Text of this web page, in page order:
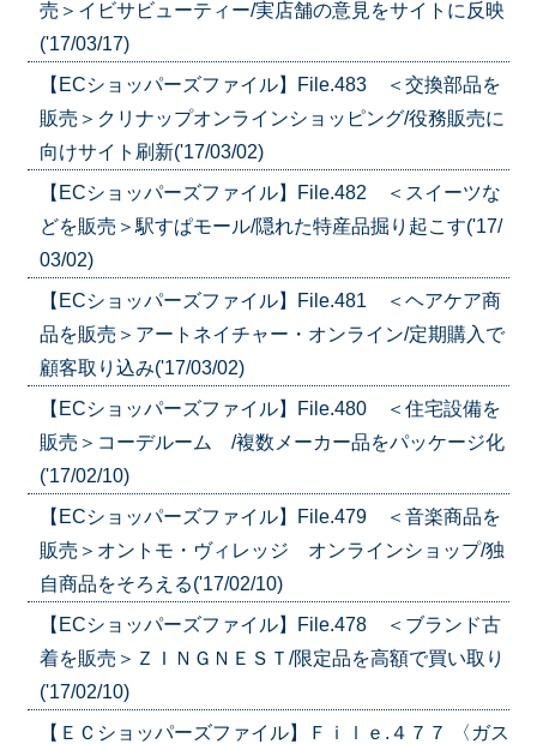
売＞イビサビューティー/実店舗の意見をサイトに反映
('17/03/17)
【ECショッパーズファイル】File.483 ＜交換部品を
販売＞クリナップオンラインショッピング/役務販売に
向けサイト刷新('17/03/02)
【ECショッパーズファイル】File.482 ＜スイーツな
どを販売＞駅すぱモール/隠れた特産品掘り起こす('17/
03/02)
【ECショッパーズファイル】File.481 ＜ヘアケア商
品を販売＞アートネイチャー・オンライン/定期購入で
顧客取り込み('17/03/02)
【ECショッパーズファイル】File.480 ＜住宅設備を
販売＞コーデルーム /複数メーカー品をパッケージ化
('17/02/10)
【ECショッパーズファイル】File.479 ＜音楽商品を
販売＞オントモ・ヴィレッジ オンラインショップ/独
自商品をそろえる('17/02/10)
【ECショッパーズファイル】File.478 ＜ブランド古
着を販売＞ＺＩＮＧＮＥＳＴ/限定品を高額で買い取り
('17/02/10)
【ＥＣショッパーズファイル】Ｆｉｌｅ.４７７ 〈ガス